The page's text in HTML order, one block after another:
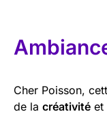
Cher Poisson,
de la créativité et